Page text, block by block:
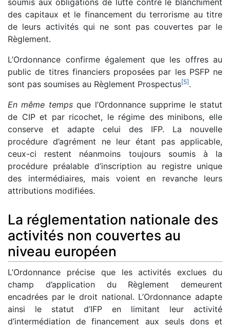
des capitaux et le financement du terrorisme au titre
de leurs activités qui ne sont pas couvertes par le
Règlement.
L’Ordonnance confirme également que les offres au
public de titres financiers proposées par les PSFP ne
sont pas soumises au Règlement Prospectus[5].
En même tempsque l’Ordonnance supprime le statut
de CIP et par ricochet, le régime des minibons, elle
conserve et adapte celui des IFP. La nouvelle
procédure d’agrément ne leur étant pas applicable,
ceux-ci restent néanmoins toujours soumis à la
procédure préalable d’inscription au registre unique
des intermédiaires, mais voient en revanche leurs
attributions modifiées.
La réglementation nationale des
activités non couvertes au
niveau européen
L’Ordonnance précise que les activités exclues du
champ d’application du Règlement demeurent
encadrées par le droit national. L’Ordonnance adapte
ainsi le statut d’IFP en limitant leur activité
d’intermédiation de financement aux seuls dons et